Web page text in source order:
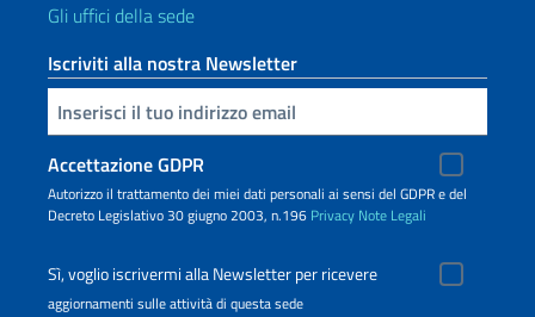
Gli uffici della sede
Iscriviti alla nostra Newsletter
Inserisci la tua email
Accettazione GDPR
Autorizzo il trattamento dei miei dati personali ai sensi del GDPR e del
Decreto Legislativo 30 giugno 2003, n.196 Privacy Note Legali
Sì, voglio iscrivermi alla Newsletter per ricevere
aggiornamenti sulle attività di questa sede